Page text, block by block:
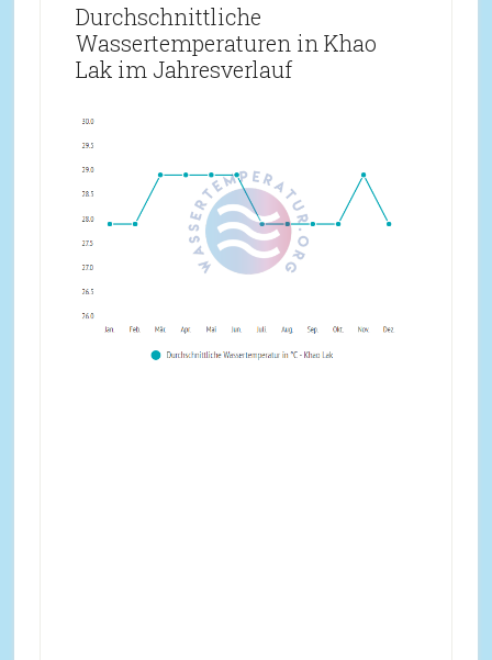
Durchschnittliche
Wassertemperaturen in Khao
Lak im Jahresverlauf